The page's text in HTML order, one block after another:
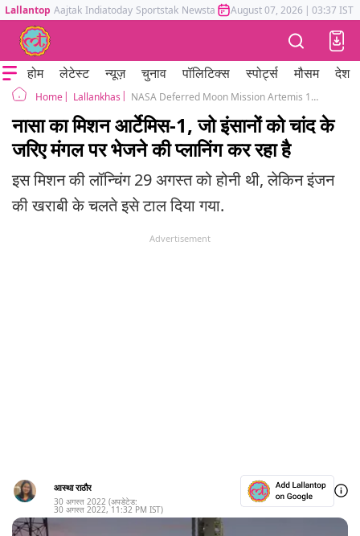
Lallantop Aajtak Indiatoday Sportstak Newstak Mumbai Tak Astrotak
August 07, 2026 | 03:37 IST
होम लेटेस्ट न्यूज़ चुनाव पॉलिटिक्स स्पोर्ट्स मौसम देश
Home Lallankhas NASA Deferred Moon Mission Artemis 1 After Engine Failure What Is This Mission
नासा का मिशन आर्टेमिस-1, जो इंसानों को चांद के
जरिए मंगल पर भेजने की प्लानिंग कर रहा है
इस मिशन की लॉन्चिंग 29 अगस्त को होनी थी, लेकिन इंजन
की खराबी के चलते इसे टाल दिया गया.
Advertisement
आस्था राठौर
30 अगस्त 2022 (अपडेटेड:
30 अगस्त 2022, 11:32 PM IST)